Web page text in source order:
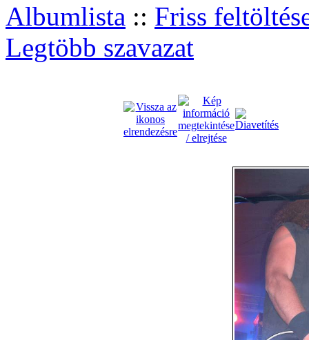
Albumlista :: Friss
Legtöbb szavazat